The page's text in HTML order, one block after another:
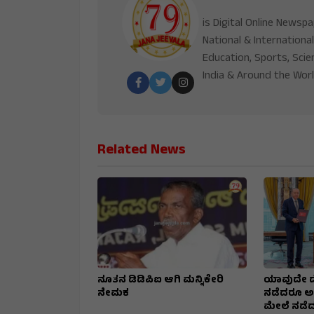
is Digital Online
National &
Education, Sports,
India & Around the
Related News
ನೂತನ ಡಿಡಿಪಿಐ ಆಗಿ ಮನ್ನಿಕೇರಿ
ನೇಮಕ
ಯಾವುದೇ
ನಡೆದರೂ
ಮೇಲೆ